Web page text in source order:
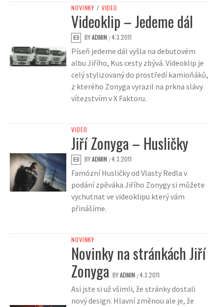
NOVINKY / VIDEO
Videoklip – Jedeme dál
BYADMIN /4.3.2011
Píseň jedeme dál vyšla na debutovém
albu Jiřího, Kus cesty zbývá. Videoklip je
celý stylizovaný do prostředí kamioňáků,
z kterého Zonyga vyrazil na prkna slávy
vítezstvím v X Faktoru.
VIDEO
Jiří Zonyga – Husličky
BYADMIN /4.3.2011
Famózní Husličky od Vlasty Redla v
podání zpěváka Jiřího Zonygy si můžete
vychutnat ve videoklipu který vám
přinášíme.
NOVINKY
Novinky na stránkách Jiří
Zonyga BYADMIN /4.3.2011
Asi jste si už všimli, že stránky dostali
nový design. Hlavní změnou ale je, že